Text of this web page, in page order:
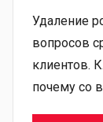
Удаление
вопросов
клиентов.
почему со